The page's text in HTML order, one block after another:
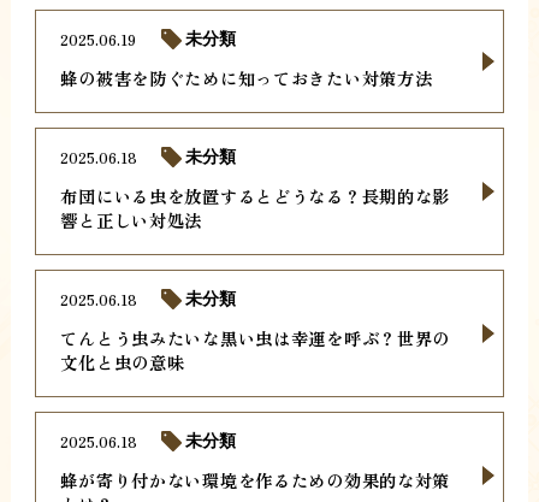
蜂の被害を防ぐために知っておきたい対策方法
2025.06.19 未分類
布団にいる虫を放置するとどうなる？長期的な影
響と正しい対処法
2025.06.18 未分類
てんとう虫みたいな黒い虫は幸運を呼ぶ？世界の
文化と虫の意味
2025.06.18 未分類
蜂が寄り付かない環境を作るための効果的な対策
2025.06.18 未分類